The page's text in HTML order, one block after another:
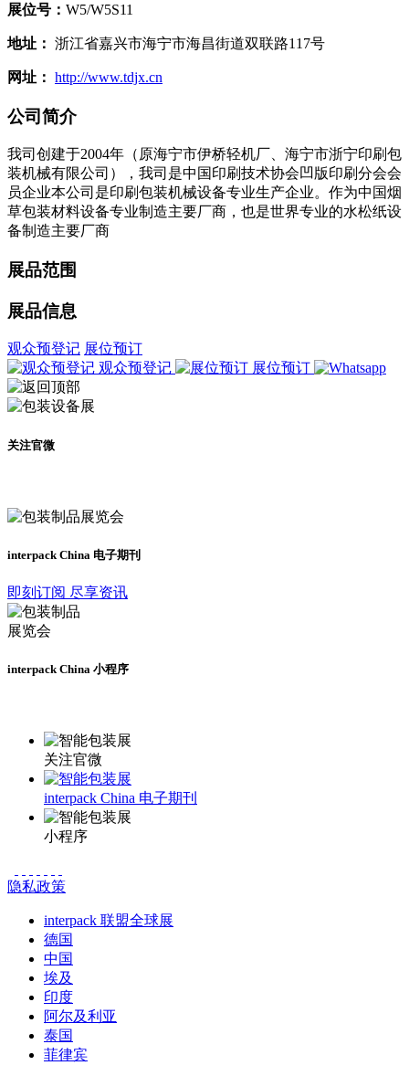
展位号： W5/W5S11
地址： 浙江省嘉兴市海宁市海昌街道双联路117号
网址： http://www.tdjx.cn
公司简介
我司创建于2004年（原海宁市伊桥轻机厂、海宁市浙宁印刷包
装机械有限公司），我司是中国印刷技术协会凹版印刷分会会
员企业本公司是印刷包装机械设备专业生产企业。作为中国烟
草包装材料设备专业制造主要厂商，也是世界专业的水松纸设
备制造主要厂商
展品范围
展品信息
观众预登记 展位预订
观众预登记
展位预订
关注官微
interpack China 电子期刊
即刻订阅 尽享资讯
interpack China 小程序
关注官微
interpack China 电子期刊
小程序
隐私政策
interpack 联盟全球展
德国
中国
埃及
印度
阿尔及利亚
泰国
菲律宾